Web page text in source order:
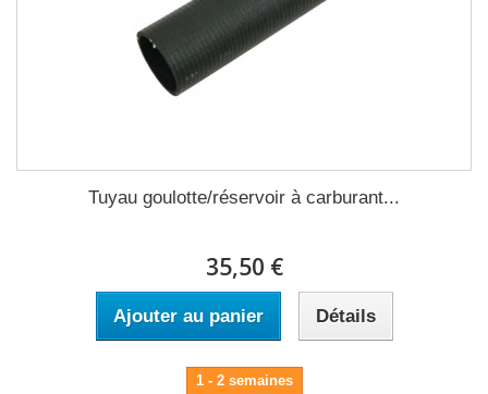
Tuyau goulotte/réservoir à carburant...
35,50 €
Ajouter au panier Détails
1 - 2 semaines